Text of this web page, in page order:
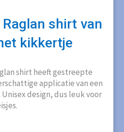
Raglan shirt van
kikkertje
shirt heeft gestreepte
applicatie van een
design, dus leuk voor